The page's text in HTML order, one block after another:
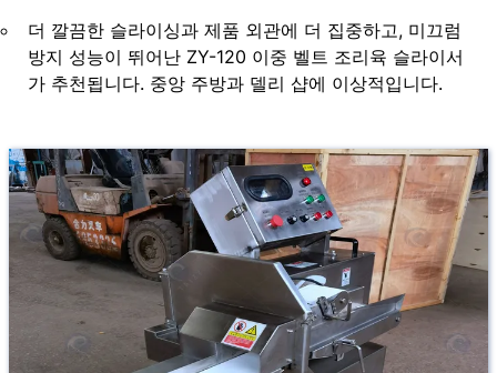
더 깔끔한 슬라이싱과 제품 외관에 더 집중하고, 미끄럼
방지 성능이 뛰어난 ZY-120 이중 벨트 조리육 슬라이서
가 추천됩니다. 중앙 주방과 델리 샵에 이상적입니다.